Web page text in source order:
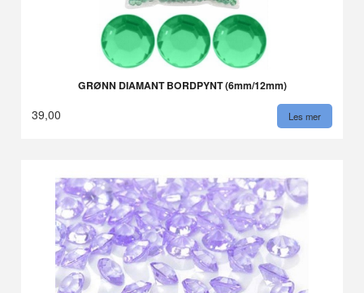
GRØNN DIAMANT BORDPYNT (6mm/12mm)
39,00 Les mer